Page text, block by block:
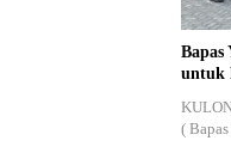
Bapas
untuk
(